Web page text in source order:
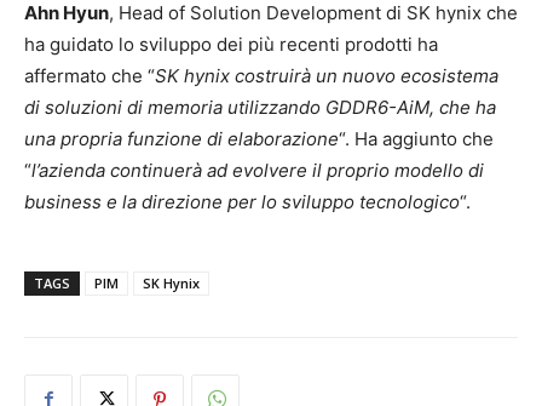
Ahn Hyun, Head of Solution Development di SK hynix che
ha guidato lo sviluppo dei più recenti prodotti ha
affermato che “SK hynix costruirà un nuovo ecosistema
di soluzioni di memoria utilizzando GDDR6-AiM, che ha
una propria funzione di elaborazione“. Ha aggiunto che
“l’azienda continuerà ad evolvere il proprio modello di
business e la direzione per lo sviluppo tecnologico“.
TAGS PIM SK Hynix